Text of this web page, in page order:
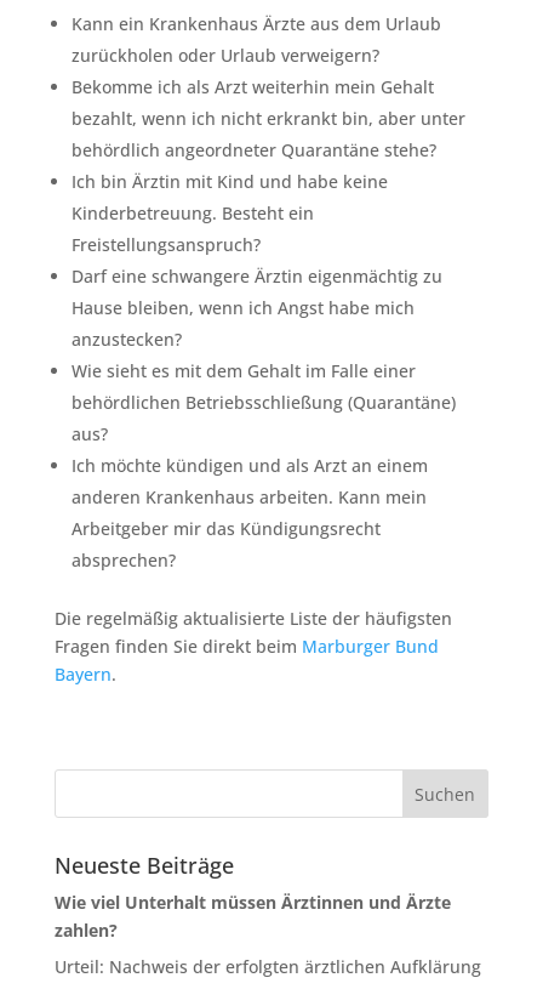
Kann ein Krankenhaus Ärzte aus dem Urlaub
zurückholen oder Urlaub verweigern?
Bekomme ich als Arzt weiterhin mein Gehalt
bezahlt, wenn ich nicht erkrankt bin, aber unter
behördlich angeordneter Quarantäne stehe?
Ich bin Ärztin mit Kind und habe keine
Kinderbetreuung. Besteht ein
Freistellungsanspruch?
Darf eine schwangere Ärztin eigenmächtig zu
Hause bleiben, wenn ich Angst habe mich
anzustecken?
Wie sieht es mit dem Gehalt im Falle einer
behördlichen Betriebsschließung (Quarantäne)
aus?
Ich möchte kündigen und als Arzt an einem
anderen Krankenhaus arbeiten. Kann mein
Arbeitgeber mir das Kündigungsrecht
absprechen?
Die regelmäßig aktualisierte Liste der häufigsten
Fragen finden Sie direkt beim Marburger Bund
Bayern.
Neueste Beiträge
Wie viel Unterhalt müssen Ärztinnen und Ärzte
zahlen?
Urteil: Nachweis der erfolgten ärztlichen Aufklärung